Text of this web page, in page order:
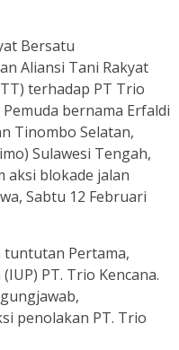
Bersatu
Aliansi Tani Rakyat
terhadap PT Trio
bernama Erfaldi
Tinombo Selatan,
Sulawesi Tengah,
aksi blokade jalan
Sabtu 12 Februari
tuntutan Pertama,
PT. Trio Kencana.
penolakan PT. Trio